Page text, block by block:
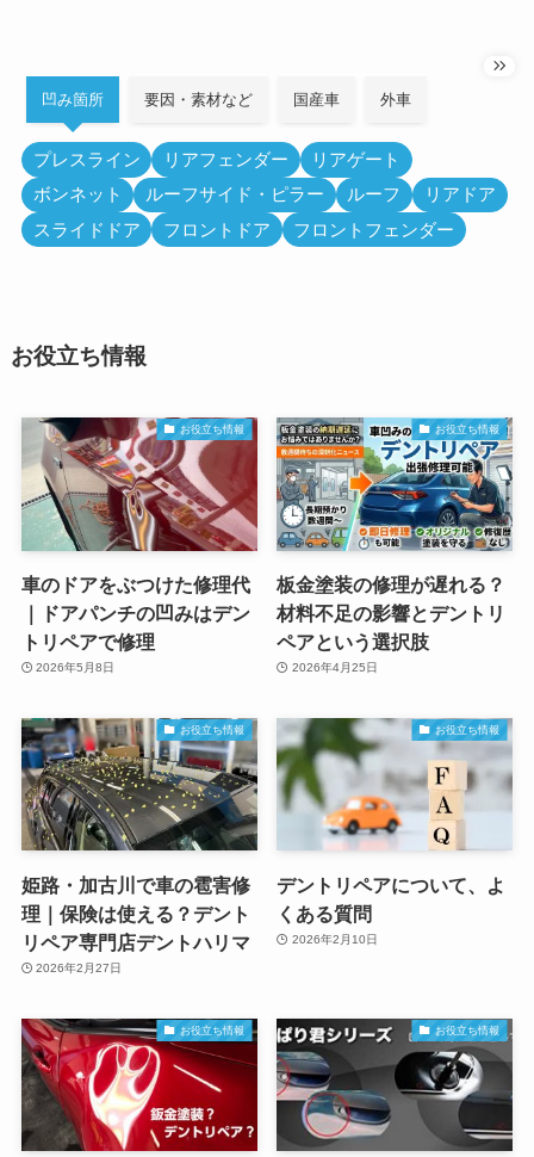
凹み箇所 要因・素材など 国産車 外車
プレスライン リアフェンダー
リアゲート
ボンネット
ルーフサイド・ピラー ルーフ
リアドア
スライドドア
フロントドア フロントフェンダー
お役立ち情報
お役立ち情報
車のドアをぶつけた修理代
｜ドアパンチの凹みはデン
トリペアで修理
2026年5月8日
お役立ち情報
板金塗装の修理が遅れる？
材料不足の影響とデントリ
ペアという選択肢
2026年4月25日
お役立ち情報
姫路・加古川で車の雹害修
理｜保険は使える？デント
リペア専門店デントハリマ
2026年2月27日
お役立ち情報
デントリペアについて、よ
くある質問
2026年2月10日
お役立ち情報 お役立ち情報